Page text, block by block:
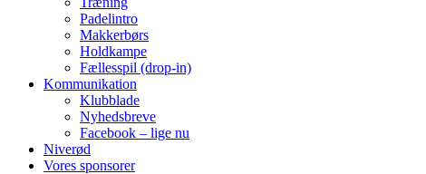
Padelintro
Makkerbørs
Holdkampe
Fællesspil (drop-in)
Kommunikation
Klubblade
Nyhedsbreve
Facebook – lige nu
Niverød
Vores sponsorer